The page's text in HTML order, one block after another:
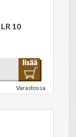
10
Varastossa